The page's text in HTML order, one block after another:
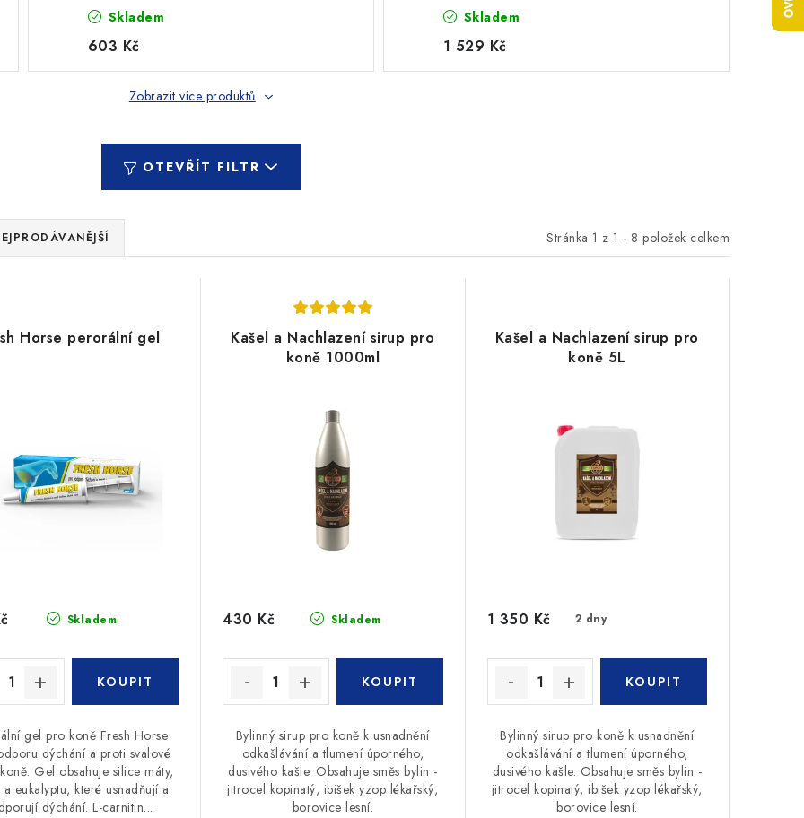
Skladem
603 Kč
Skladem
1 529 Kč
Zobrazit více produktů
OTEVŘÍT FILTR
Stránka 1 z 1 - 8 položek celkem
Horse perorální gel
Skladem
gel pro koně Fresh Horse
dýchání a proti svalové
Gel obsahuje silice máty,
a eukalyptu, které usnadňují a
dýchání. L-carnitin...
Kašel a Nachlazení sirup pro
koně 1000ml
Skladem
430 Kč
Bylinný sirup pro koně k usnadnění
odkašlávání a tlumení úporného,
dusivého kašle. Obsahuje směs bylin -
jitrocel kopinatý, ibišek yzop lékařský,
borovice lesní.
Kašel a Nachlazení sirup pro
koně 5L
2 dny
1 350 Kč
Bylinný sirup pro koně k usnadnění
odkašlávání a tlumení úporného,
dusivého kašle. Obsahuje směs bylin -
jitrocel kopinatý, ibišek yzop lékařský,
borovice lesní.